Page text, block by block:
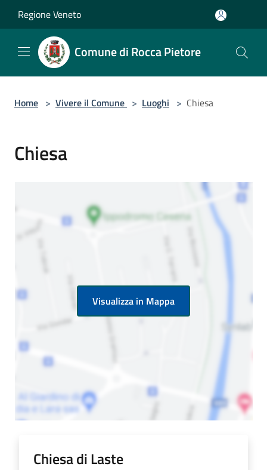
Regione Veneto
Comune di Rocca Pietore
Home > Vivere il Comune > Luoghi > Chiesa
Chiesa
Visualizza in Mappa
Chiesa di Laste